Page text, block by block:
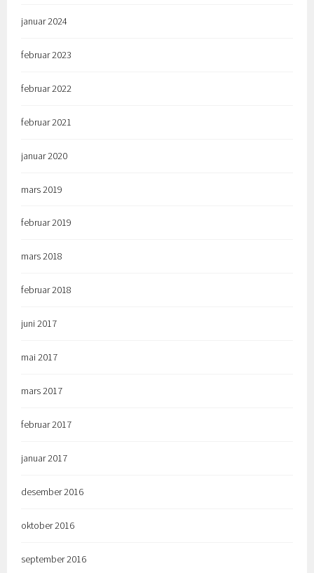
januar 2024
februar 2023
februar 2022
februar 2021
januar 2020
mars 2019
februar 2019
mars 2018
februar 2018
juni 2017
mai 2017
mars 2017
februar 2017
januar 2017
desember 2016
oktober 2016
september 2016